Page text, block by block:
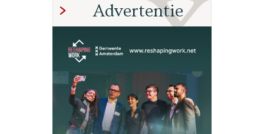
Advertentie